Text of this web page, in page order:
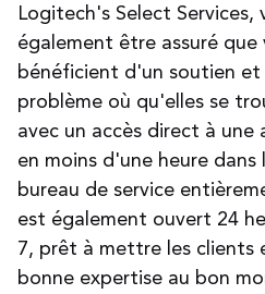
Logitech's Select Services,
également être assuré que
bénéficient d'un soutien
problème où qu'elles se
avec un accès direct à une
en moins d'une heure dans
bureau de service
est également ouvert 24
7, prêt à mettre les clients
bonne expertise au bon